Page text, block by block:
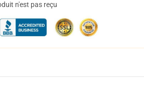
n'est pas reçu